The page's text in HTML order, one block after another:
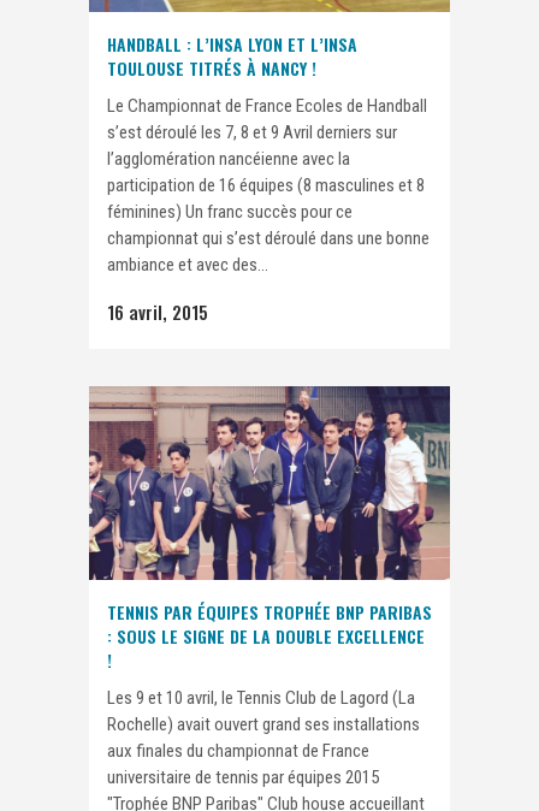
HANDBALL : L’INSA LYON ET L’INSA
TOULOUSE TITRÉS À NANCY !
Le Championnat de France Ecoles de Handball
s’est déroulé les 7, 8 et 9 Avril derniers sur
l’agglomération nancéienne avec la
participation de 16 équipes (8 masculines et 8
féminines) Un franc succès pour ce
championnat qui s’est déroulé dans une bonne
ambiance et avec des...
16 avril, 2015
TENNIS PAR ÉQUIPES TROPHÉE BNP PARIBAS
: SOUS LE SIGNE DE LA DOUBLE EXCELLENCE
!
Les 9 et 10 avril, le Tennis Club de Lagord (La
Rochelle) avait ouvert grand ses installations
aux finales du championnat de France
universitaire de tennis par équipes 2015
"Trophée BNP Paribas" Club house accueillant